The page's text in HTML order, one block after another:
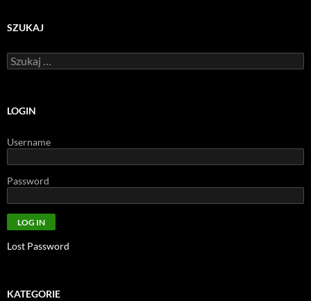
SZUKAJ
Szukaj:
LOGIN
Username
Password
Lost Password
KATEGORIE